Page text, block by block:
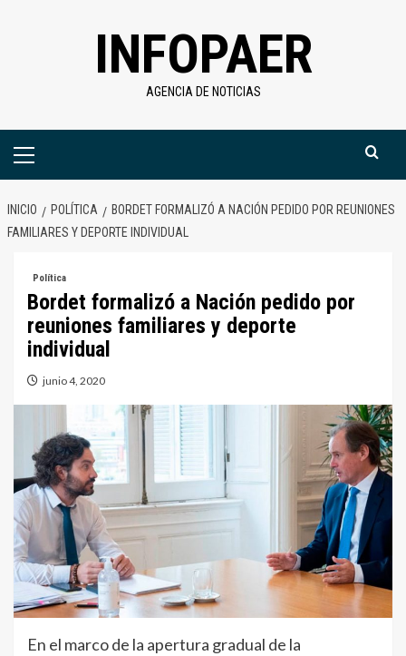
INFOPAER
AGENCIA DE NOTICIAS
Menú
INICIO POLÍTICA
BORDET FORMALIZÓ A NACIÓN PEDIDO POR REUNIONES
FAMILIARES Y DEPORTE INDIVIDUAL
Política
Bordet formalizó a Nación pedido por
reuniones familiares y deporte
individual
junio 4, 2020
En el marco de la apertura gradual de la